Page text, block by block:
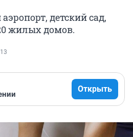
детский сад,
жилых домов.
Открыть